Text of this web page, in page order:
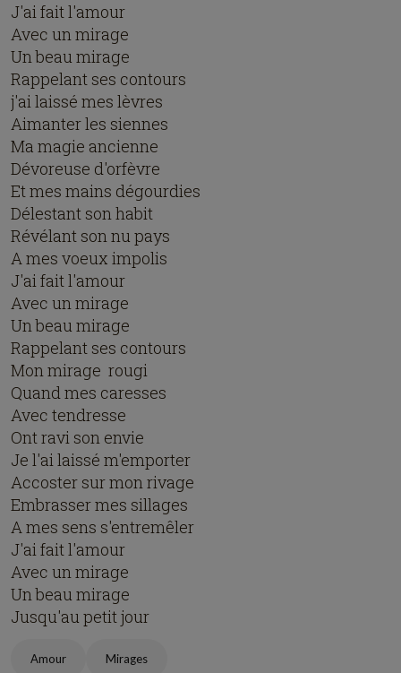
J'ai fait l'amour
Avec un mirage
Un beau mirage
Rappelant ses contours
j'ai laissé mes lèvres
Aimanter les siennes
Ma magie ancienne
Dévoreuse d'orfèvre
Et mes mains dégourdies
Délestant son habit
Révélant son nu pays
A mes voeux impolis
J'ai fait l'amour
Avec un mirage
Un beau mirage
Rappelant ses contours
Mon mirage rougi
Quand mes caresses
Avec tendresse
Ont ravi son envie
Je l'ai laissé m'emporter
Accoster sur mon rivage
Embrasser mes sillages
A mes sens s'entremêler
J'ai fait l'amour
Avec un mirage
Un beau mirage
Jusqu'au petit jour
Amour Mirages